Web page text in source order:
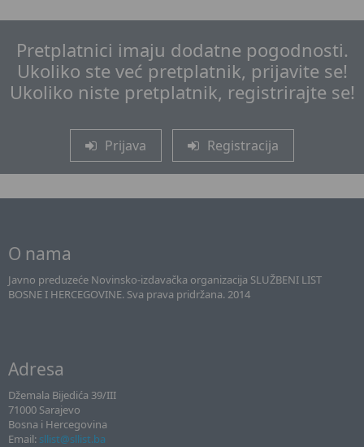
Pretplatnici imaju dodatne pogodnosti.
Ukoliko ste već pretplatnik, prijavite se!
Ukoliko niste pretplatnik, registrirajte se!
Prijava Registracija
O nama
Javno preduzeće Novinsko-izdavačka organizacija SLUŽBENI LIST
BOSNE I HERCEGOVINE. Sva prava pridržana. 2014
Adresa
Džemala Bijedića 39/III
71000 Sarajevo
Bosna i Hercegovina
Email: sllist@sllist.ba